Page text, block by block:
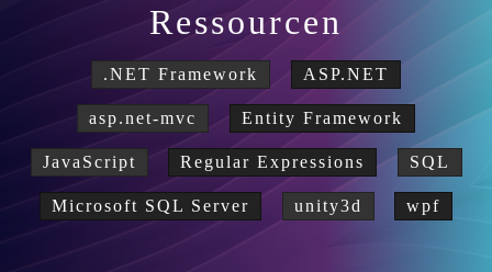
Ressourcen
.NET Framework ASP.NET
asp.net-mvc Entity Framework
JavaScript Regular Expressions SQL
Microsoft SQL Server unity3d wpf